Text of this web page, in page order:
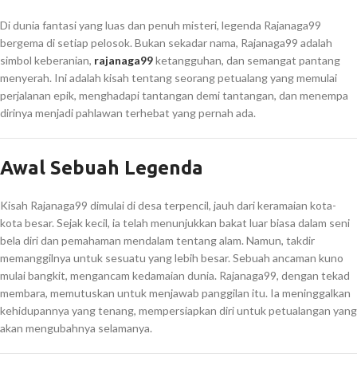
Di dunia fantasi yang luas dan penuh misteri, legenda Rajanaga99
bergema di setiap pelosok. Bukan sekadar nama, Rajanaga99 adalah
simbol keberanian, rajanaga99ketangguhan, dan semangat pantang
menyerah. Ini adalah kisah tentang seorang petualang yang memulai
perjalanan epik, menghadapi tantangan demi tantangan, dan menempa
dirinya menjadi pahlawan terhebat yang pernah ada.
Awal Sebuah Legenda
Kisah Rajanaga99 dimulai di desa terpencil, jauh dari keramaian kota-
kota besar. Sejak kecil, ia telah menunjukkan bakat luar biasa dalam seni
bela diri dan pemahaman mendalam tentang alam. Namun, takdir
memanggilnya untuk sesuatu yang lebih besar. Sebuah ancaman kuno
mulai bangkit, mengancam kedamaian dunia. Rajanaga99, dengan tekad
membara, memutuskan untuk menjawab panggilan itu. Ia meninggalkan
kehidupannya yang tenang, mempersiapkan diri untuk petualangan yang
akan mengubahnya selamanya.